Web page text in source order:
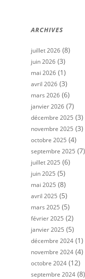
ARCHIVES
juillet 2026 (8)
juin 2026 (3)
mai 2026 (1)
avril 2026 (3)
mars 2026 (6)
janvier 2026 (7)
décembre 2025 (3)
novembre 2025 (3)
octobre 2025 (4)
septembre 2025 (7)
juillet 2025 (6)
juin 2025 (5)
mai 2025 (8)
avril 2025 (5)
mars 2025 (5)
février 2025 (2)
janvier 2025 (5)
décembre 2024 (1)
novembre 2024 (4)
octobre 2024 (12)
septembre 2024 (8)